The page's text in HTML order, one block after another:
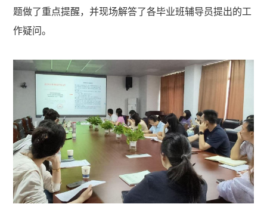
题做了重点提醒，并现场解答了各毕业班辅导员提出的工
作疑问。